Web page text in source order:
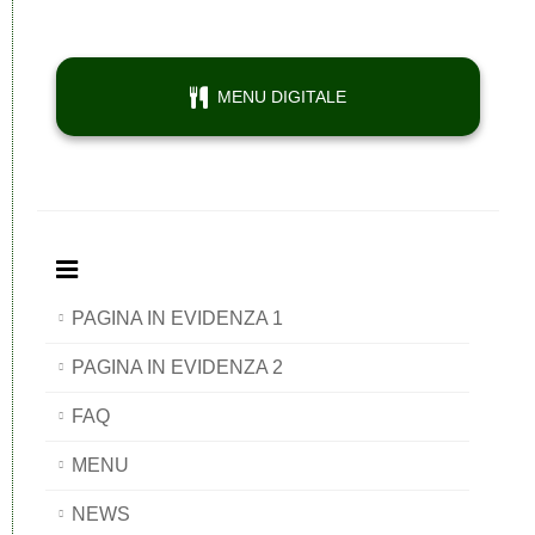
MENU DIGITALE
PAGINA IN EVIDENZA 1
PAGINA IN EVIDENZA 2
FAQ
MENU
NEWS